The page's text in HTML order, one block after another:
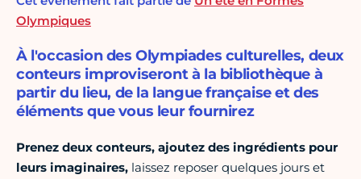
Olympiques
À l'occasion des Olympiades culturelles, deux
conteurs improviseront à la bibliothèque à
partir du lieu, de la langue française et des
éléments que vous leur fournirez
Prenez deux conteurs, ajoutez des ingrédients pour
leurs imaginaires, laissez reposer quelques jours et